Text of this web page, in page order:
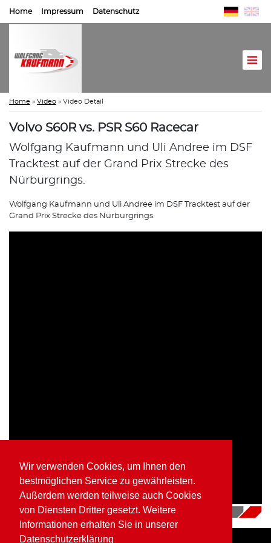
Wir verwenden Cookies, um Ihnen den
bestmöglichen Service zu gewährleisten.
Außerdem werden teilweise auch Cookies
von Diensten Dritter gesetzt. Weitere
Informationen erhalten Sie in unserer
Datenschutzerklärung
Home Impressum Datenschutz
Home » Video » Video Detail
Volvo S60R vs. PSR S60 Racecar
Wolfgang Kaufmann und Uli Andree im DSF
Tracktest auf der Grand Prix Strecke des
Nürburgrings.
Wolfgang Kaufmann und Uli Andree im DSF Tracktest auf der
Grand Prix Strecke des Nürburgrings.
04.07.2018